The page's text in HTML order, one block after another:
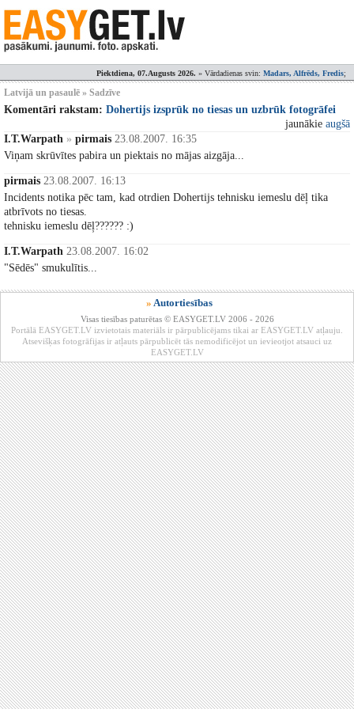
Piektdiena, 07.Augusts 2026. » Vārdadienas svin: Madars, Alfrēds, Fredis;
Latvijā un pasaulē » Sadzīve
Komentāri rakstam: Dohertijs izsprūk no tiesas un uzbrūk fotogrāfei
jaunākie augšā
I.T.Warpath » pirmais 23.08.2007. 16:35
Viņam skrūvītes pabira un piektais no mājas aizgāja...
pirmais 23.08.2007. 16:13
Incidents notika pēc tam, kad otrdien Dohertijs tehnisku iemeslu dēļ tika
atbrīvots no tiesas.
tehnisku iemeslu dēļ?????? :)
I.T.Warpath 23.08.2007. 16:02
"Sēdēs" smukulītis...
» Autortiesības
Visas tiesības paturētas © EASYGET.LV 2006 - 2026
Portālā EASYGET.LV izvietotais materiāls ir pārpublicējams tikai ar EASYGET.LV atļauju.
Atsevišķas fotogrāfijas ir atļauts pārpublicēt tās nemodificējot un ievieotjot atsauci uz
EASYGET.LV